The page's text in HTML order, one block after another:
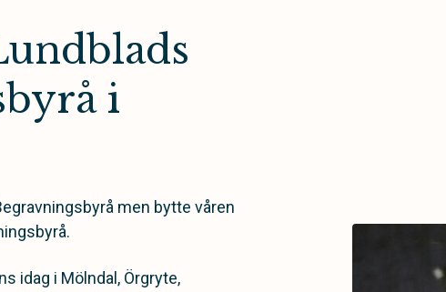
i
men bytte våren
idag i Mölndal, Örgryte,